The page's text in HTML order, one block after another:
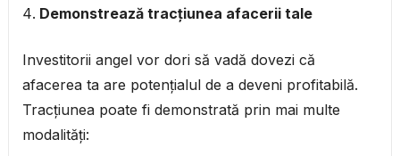
Demonstrează tracțiunea afacerii tale
Investitorii angel vor dori să vadă dovezi că
afacerea ta are potențialul de a deveni profitabilă.
Tracțiunea poate fi demonstrată prin mai multe
modalități: